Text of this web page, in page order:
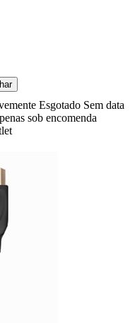
Esgotado Sem data
sob encomenda